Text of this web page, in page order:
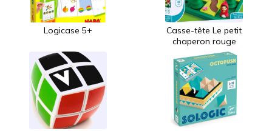
Logicase 5+
Casse-tête Le petit
chaperon rouge